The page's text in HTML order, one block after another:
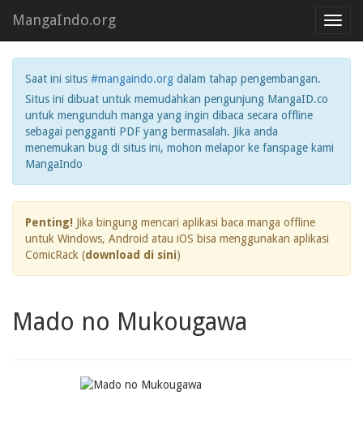
MangaIndo.org
Saat ini situs #mangaindo.org dalam tahap pengembangan.
Situs ini dibuat untuk memudahkan pengunjung MangaID.co
untuk mengunduh manga yang ingin dibaca secara offline
sebagai pengganti PDF yang bermasalah. Jika anda
menemukan bug di situs ini, mohon melapor ke fanspage kami
MangaIndo
Penting! Jika bingung mencari aplikasi baca manga offline
untuk Windows, Android atau iOS bisa menggunakan aplikasi
ComicRack (download di sini)
Mado no Mukougawa